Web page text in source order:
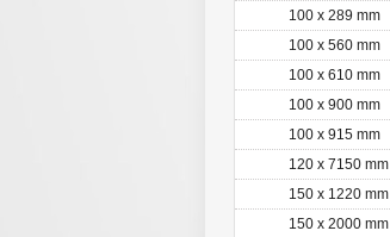
100 x 289 mm
100 x 560 mm
100 x 610 mm
100 x 900 mm
100 x 915 mm
120 x 7150 mm
150 x 1220 mm
150 x 2000 mm